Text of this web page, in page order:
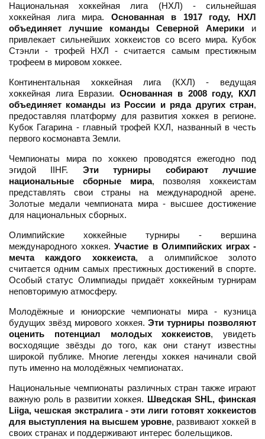
Национальная хоккейная лига (НХЛ) - сильнейшая
хоккейная лига мира. Основанная в 1917 году, НХЛ
объединяет лучшие команды Северной Америки и
привлекает сильнейших хоккеистов со всего мира. Кубок
Стэнли - трофей НХЛ - считается самым престижным
трофеем в мировом хоккее.
Континентальная хоккейная лига (КХЛ) - ведущая
хоккейная лига Евразии. Основанная в 2008 году, КХЛ
объединяет команды из России и ряда других стран,
предоставляя платформу для развития хоккея в регионе.
Кубок Гагарина - главный трофей КХЛ, названный в честь
первого космонавта Земли.
Чемпионаты мира по хоккею проводятся ежегодно под
эгидой IIHF. Эти турниры собирают лучшие
национальные сборные мира, позволяя хоккеистам
представлять свои страны на международной арене.
Золотые медали чемпионата мира - высшее достижение
для национальных сборных.
Олимпийские хоккейные турниры - вершина
международного хоккея. Участие в Олимпийских играх -
мечта каждого хоккеиста, а олимпийское золото
считается одним самых престижных достижений в спорте.
Особый статус Олимпиады придаёт хоккейным турнирам
неповторимую атмосферу.
Молодёжные и юниорские чемпионаты мира - кузница
будущих звёзд мирового хоккея. Эти турниры позволяют
оценить потенциал молодых хоккеистов, увидеть
восходящие звёзды до того, как они станут известны
широкой публике. Многие легенды хоккея начинали свой
путь именно на молодёжных чемпионатах.
Национальные чемпионаты различных стран также играют
важную роль в развитии хоккея. Шведская SHL, финская
Liiga, чешская экстралига - эти лиги готовят хоккеистов
для выступления на высшем уровне, развивают хоккей в
своих странах и поддерживают интерес болельщиков.